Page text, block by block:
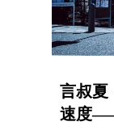
言叔夏
速度